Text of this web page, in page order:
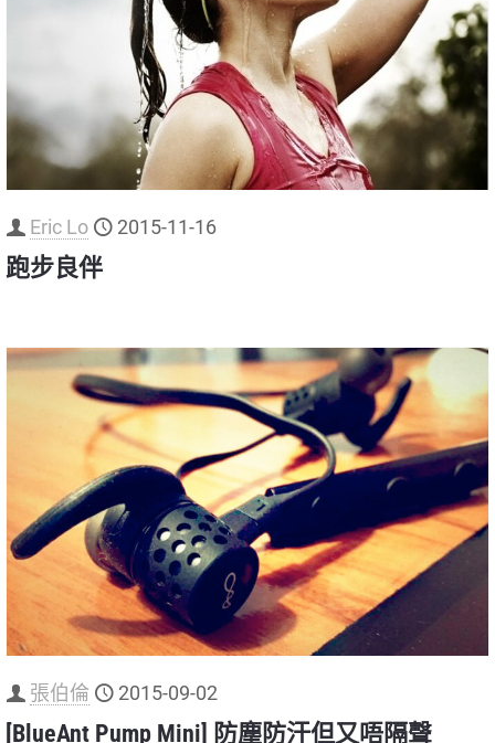
Eric Lo 2015-11-16
跑步良伴
張伯倫 2015-09-02
[BlueAnt Pump Mini] 防塵防汗但又唔隔聲